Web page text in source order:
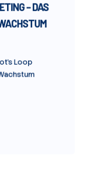
– DAS
Loop